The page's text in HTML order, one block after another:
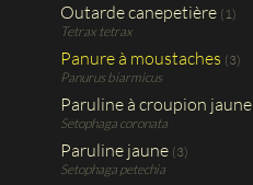
Outarde canepetière (1)
Tetrax tetrax
Panure à moustaches (3)
Panurus biarmicus
Paruline à croupion jaune
Setophaga coronata
Paruline jaune (3)
Setophaga petechia